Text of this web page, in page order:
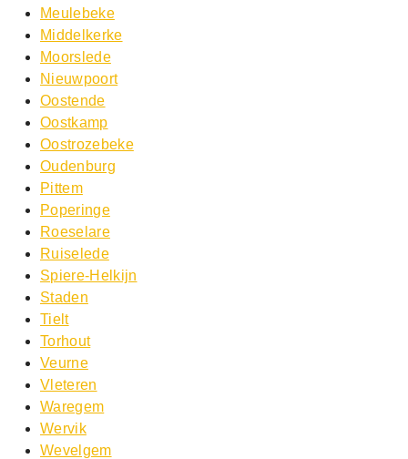
Meulebeke
Middelkerke
Moorslede
Nieuwpoort
Oostende
Oostkamp
Oostrozebeke
Oudenburg
Pittem
Poperinge
Roeselare
Ruiselede
Spiere-Helkijn
Staden
Tielt
Torhout
Veurne
Vleteren
Waregem
Wervik
Wevelgem